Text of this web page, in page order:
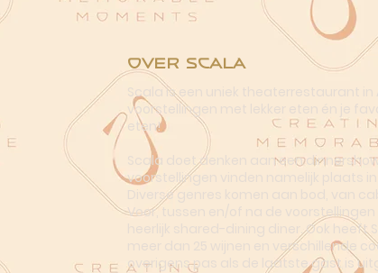
Over Scala
Scala is een uniek theaterrestaurant
voorstellingen met lekker eten én je
eten!
Scala doet denken aan een
voorstellingen vinden namelijk plaats
Diverse genres komen aan bod, van
Voor, tussen en/of na de
heerlijk shared-dining diner. Ook
meer dan 25 wijnen en verschillende
overigens pas als de laatste gast is